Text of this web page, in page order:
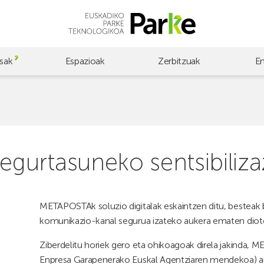
Espazioak Zerbitzuak
METAPOSTAk soluzio digitalak eskaintzen ditu,
komunikazio-kanal segurua izateko aukera ematen
Ziberdelitu horiek gero eta ohikoagoak direla jakinda,
Enpresa Garapenerako Euskal Agentziaren